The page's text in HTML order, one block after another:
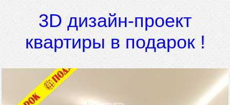
3D дизайн-проект
квартиры в подарок !